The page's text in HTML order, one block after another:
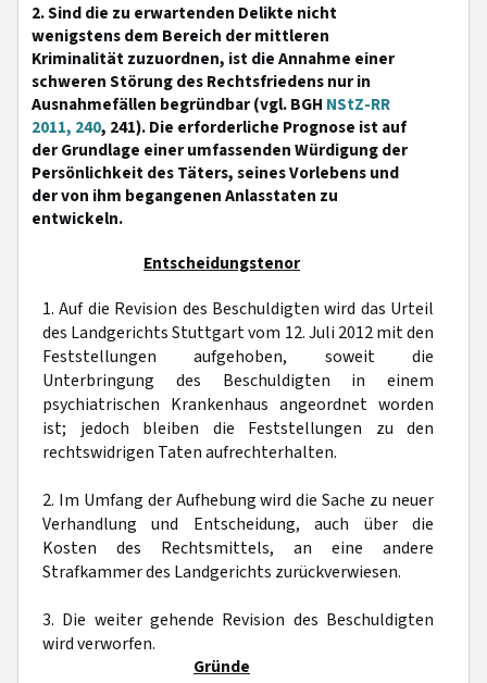
2. Sind die zu erwartenden Delikte nicht
wenigstens dem Bereich der mittleren
Kriminalität zuzuordnen, ist die Annahme einer
schweren Störung des Rechtsfriedens nur in
Ausnahmefällen begründbar (vgl. BGH NStZ-RR
2011, 240, 241). Die erforderliche Prognose ist auf
der Grundlage einer umfassenden Würdigung der
Persönlichkeit des Täters, seines Vorlebens und
der von ihm begangenen Anlasstaten zu
entwickeln.
Entscheidungstenor
1. Auf die Revision des Beschuldigten wird das Urteil
des Landgerichts Stuttgart vom 12. Juli 2012 mit den
Feststellungen aufgehoben, soweit die
Unterbringung des Beschuldigten in einem
psychiatrischen Krankenhaus angeordnet worden
ist; jedoch bleiben die Feststellungen zu den
rechtswidrigen Taten aufrechterhalten.
2. Im Umfang der Aufhebung wird die Sache zu neuer
Verhandlung und Entscheidung, auch über die
Kosten des Rechtsmittels, an eine andere
Strafkammer des Landgerichts zurückverwiesen.
3. Die weiter gehende Revision des Beschuldigten
wird verworfen.
Gründe